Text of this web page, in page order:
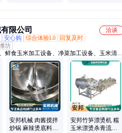
限公司
洽谈
安心购 综合体验L0
回复及时
坊
鲜食玉米加工设备、净菜加工设备、玉米清洗
野菜清洗机、真空包装机、巴氏杀菌机、清洗
蒸煮机、风干机、烘干机、杀青机、酱腌菜加
、酱牛肉加工设备、灭菌锅、泡菜加工设备、
安邦机械 肉酱搅拌
炒锅 麻辣烫底料炒
安邦竹笋漂烫机 糯
玉米漂烫杀青流水